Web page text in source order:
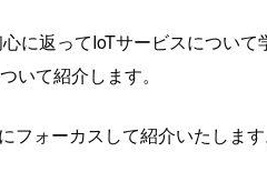
に返ってIoTサービスについ
いて紹介します。
フォーカスして紹介いたしま